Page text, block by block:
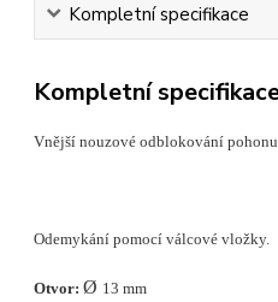
Kompletní specifikace
Kompletní
Vnější nouzové odblokování
Odemykání pomocí válcové vložky.
Otvor: Ø 13 mm